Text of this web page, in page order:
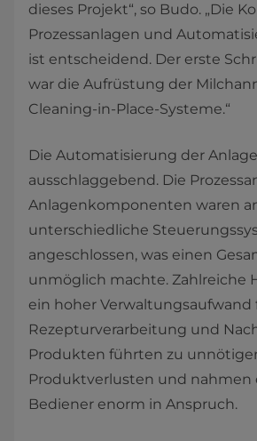
dieses Projekt“, so Budo. „Die
Prozessanlagen und
ist entscheidend. Der erste
war die Aufrüstung der
Cleaning-in-Place-Systeme.“
Die Automatisierung der
ausschlaggebend. Die
Anlagenkomponenten waren
unterschiedliche
angeschlossen, was einen
unmöglich machte. Zahlreiche
ein hoher Verwaltungsaufwand
Rezepturverarbeitung und
Produkten führten zu
Produktverlusten und nahmen
Bediener enorm in Anspruch.